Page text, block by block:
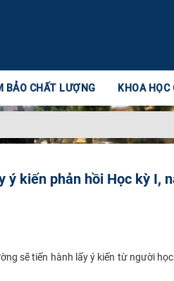
BẢO CHẤT LƯỢNG KHOA HỌC
ý kiến phản hồi Học kỳ I,
sẽ tiến hành lấy ý kiến từ người